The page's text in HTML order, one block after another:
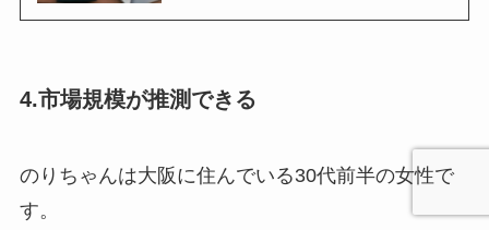
4.市場規模が推測できる
のりちゃんは大阪に住んでいる30代前半の女性で
す。